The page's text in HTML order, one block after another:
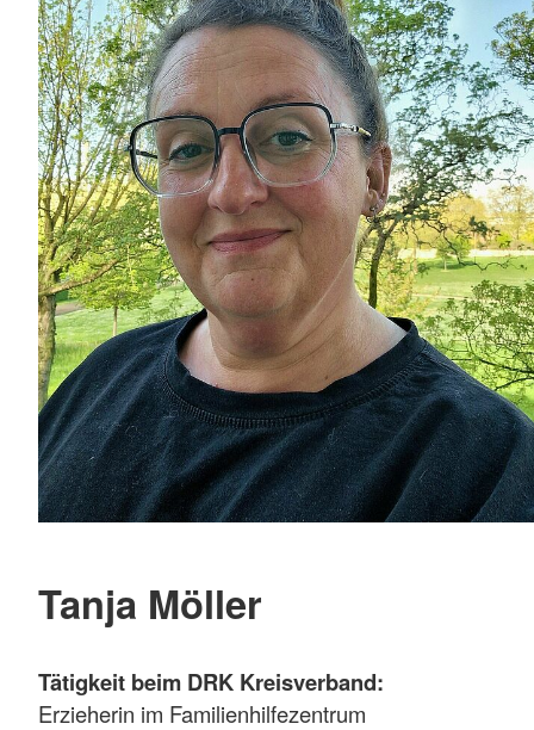
Tanja Möller
Tätigkeit beim DRK Kreisverband:
Erzieherin im Familienhilfezentrum